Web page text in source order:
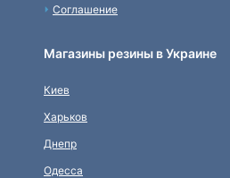
Соглашение
Магазины резины в Украине
Киев
Харьков
Днепр
Одесса